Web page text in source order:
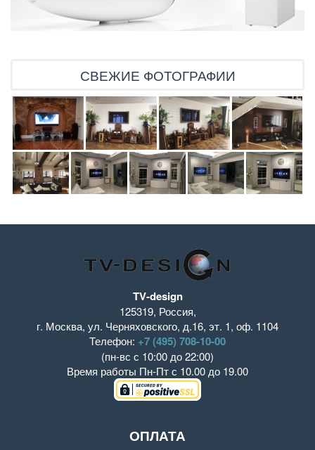
СВЕЖИЕ ФОТОГРАФИИ
TV-design
125319, Россия,
г. Москва, ул. Черняховского, д.16, эт. 1, оф. 1104
Телефон: +7 (495) 708-10-00
(пн-вс с 10:00 до 22:00)
Время работы Пн-Пт с 10.00 до 19.00
ОПЛАТА